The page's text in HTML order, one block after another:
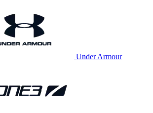
Under Armour